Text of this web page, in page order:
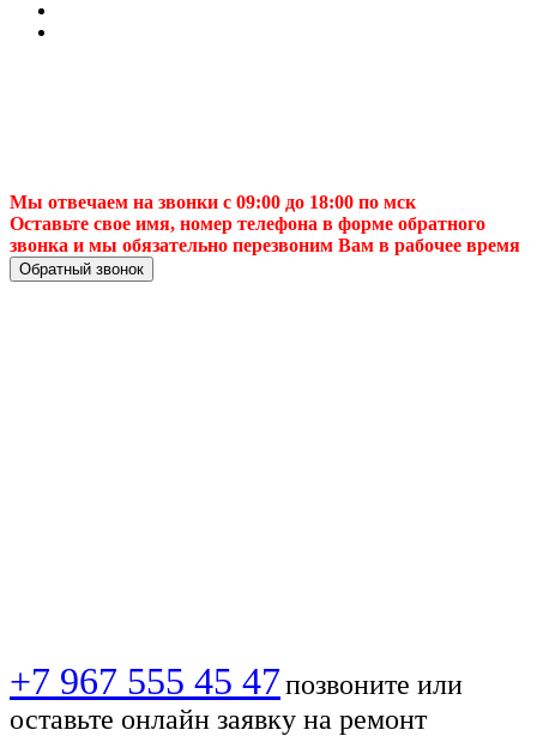
Мы отвечаем на звонки с 09:00 до 18:00 по мск
Оставьте свое имя, номер телефона в форме обратного
звонка и мы обязательно перезвоним Вам в рабочее время
Обратный звонок
+7 967 555 45 47позвоните или
оставьте онлайн заявку на ремонт